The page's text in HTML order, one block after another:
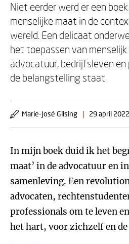
Niet eerder werd er een
menselijke maat in de
wereld. Een delicaat
het toepassen van
advocatuur, bedrijfsleven
de belangstelling staat.
Marie-José Gilsing | 29 april 2022
In mijn boek duid ik het
maat’ in de advocatuur en
samenleving. Een
advocaten,
professionals om te leven
het hart, voor zichzelf en de